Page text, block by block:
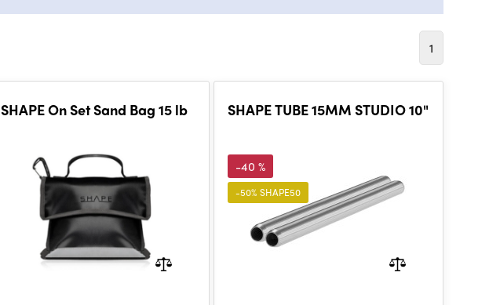
1
SHAPE On Set Sand Bag 15 lb SHAPE TUBE 15MM STUDIO 10"
-40 %
-50% SHAPE50